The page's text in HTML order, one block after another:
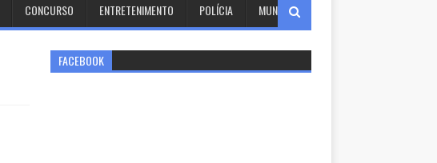
CONCURSO ENTRETENIMENTO POLÍCIA MUNDO
FACEBOOK